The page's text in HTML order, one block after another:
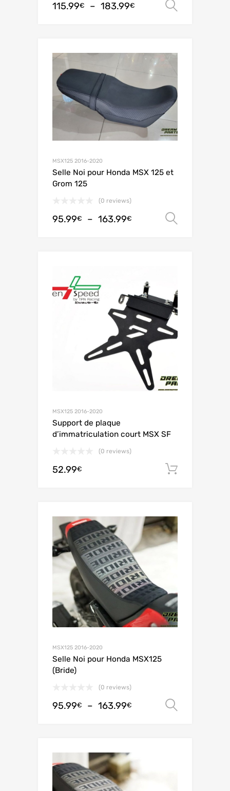
115.99€ – 183.99€
MSX125 2016-2020
Selle Noi pour Honda MSX 125 et
Grom 125
(0 reviews)
95.99€ – 163.99€
MSX125 2016-2020
Support de plaque
d’immatriculation court MSX SF
(0 reviews)
52.99€
MSX125 2016-2020
Selle Noi pour Honda MSX125
(Bride)
(0 reviews)
95.99€ – 163.99€